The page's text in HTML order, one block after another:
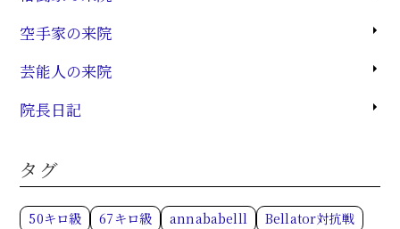
空手家の来院
芸能人の来院
院長日記
タグ
50キロ級 67キロ級 annababelll
Bellator対抗戦